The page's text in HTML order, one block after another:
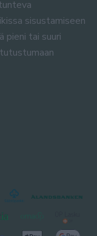
sisustamiseen
pieni tai suuri